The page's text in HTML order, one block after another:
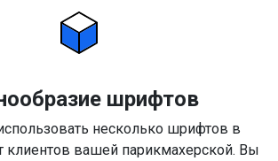
шрифтов
несколько шрифтов в
клиентов вашей парикмахерской. Вы